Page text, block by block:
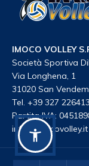
IMOCO VOLLEY
Società Sportiva
Via Longhena, 1
31020 San
Tel. +39 327
Partita IVA:
info@imocovolley.it